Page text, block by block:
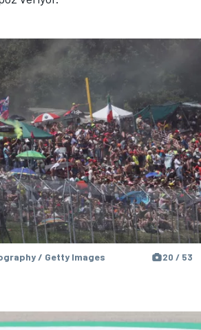
/ Getty Images 20 / 53